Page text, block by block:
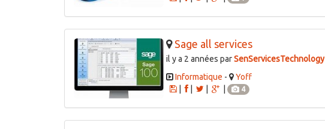
Sage all services
il y a 2 années parSenServicesTechnology
Informatique -
Yoff
|
4